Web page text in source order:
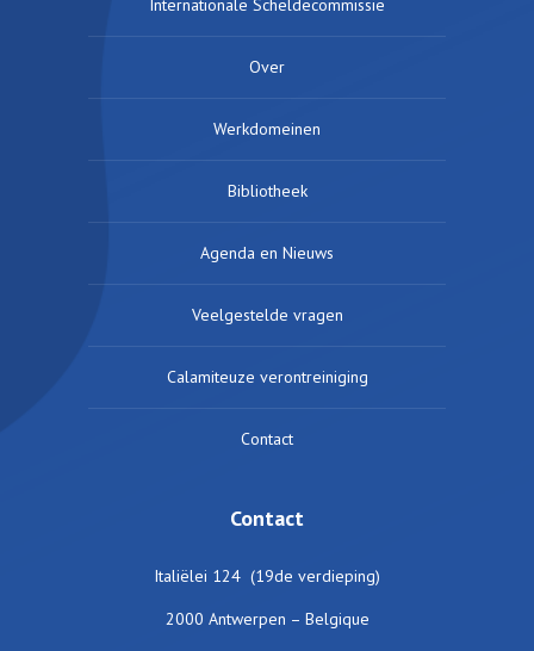
Internationale Scheldecommissie
Over
Werkdomeinen
Bibliotheek
Agenda en Nieuws
Veelgestelde vragen
Calamiteuze verontreiniging
Contact
Contact
Italiëlei 124 (19de verdieping)
2000 Antwerpen – Belgique